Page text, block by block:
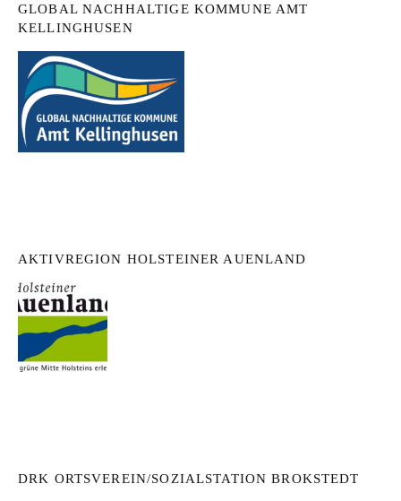
GLOBAL NACHHALTIGE KOMMUNE AMT
KELLINGHUSEN
AKTIVREGION HOLSTEINER AUENLAND
DRK ORTSVEREIN/SOZIALSTATION BROKSTEDT